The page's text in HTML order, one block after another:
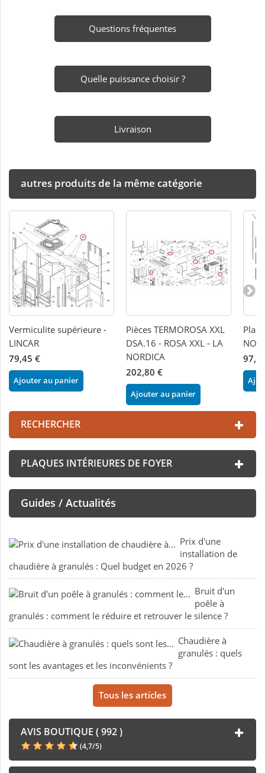
Questions fréquentes
Quelle puissance choisir ?
Livraison
autres produits de la même catégorie
Vermiculite supérieure -
LINCAR
79,45 €
Ajouter au panier
Pièces TERMOROSA XXL
DSA.16 - ROSA XXL - LA
NORDICA
202,80 €
Ajouter au panier
RECHERCHER
PLAQUES INTÉRIEURES DE FOYER
Guides / Actualités
Prix d'une
installation de
chaudière à granulés : Quel budget en 2026 ?
Bruit d'un
poêle à
granulés : comment le réduire et retrouver le silence ?
Chaudière à
granulés : quels
sont les avantages et les inconvénients ?
Tous les articles
AVIS BOUTIQUE ( 992 )
(4,7/5)